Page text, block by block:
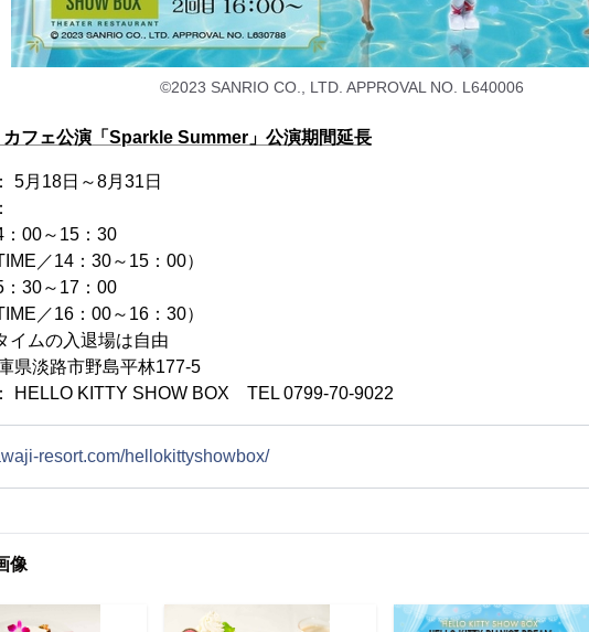
©2023 SANRIO CO., LTD. APPROVAL NO. L640006
フェ公演「Sparkle Summer」公演期間延長
5月18日～8月31日
00～15：30
／14：30～15：00）
30～17：00
／16：00～16：30）
イムの入退場は自由
県淡路市野島平林177-5
HELLO KITTY SHOW BOX TEL 0799-70-9022
resort.com/hellokittyshowbox/
像